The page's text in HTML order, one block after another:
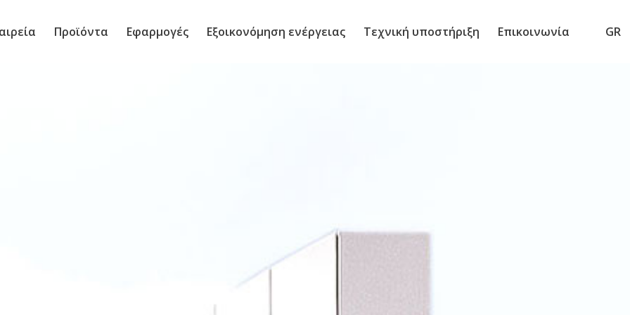
Προϊόντα Εφαρμογές Εξοικονόμηση ενέργειας Τεχνική υποστήριξη Επικοινωνία GR